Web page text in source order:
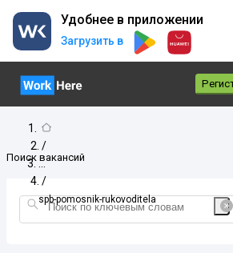
Удобнее в приложении
Загрузить в
/
/
spb-pomosnik-rukovoditela
Поиск вакансий